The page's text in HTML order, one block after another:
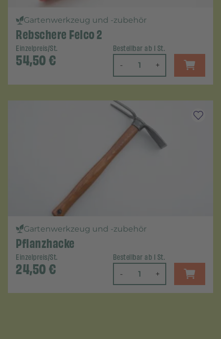
Gartenwerkzeug und -zubehör
Rebschere Felco 2
Einzelpreis/St.
54,50€
Bestellbar ab 1 St.
- +
Gartenwerkzeug und -zubehör
Pflanzhacke
Einzelpreis/St.
24,50€
Bestellbar ab 1 St.
- +